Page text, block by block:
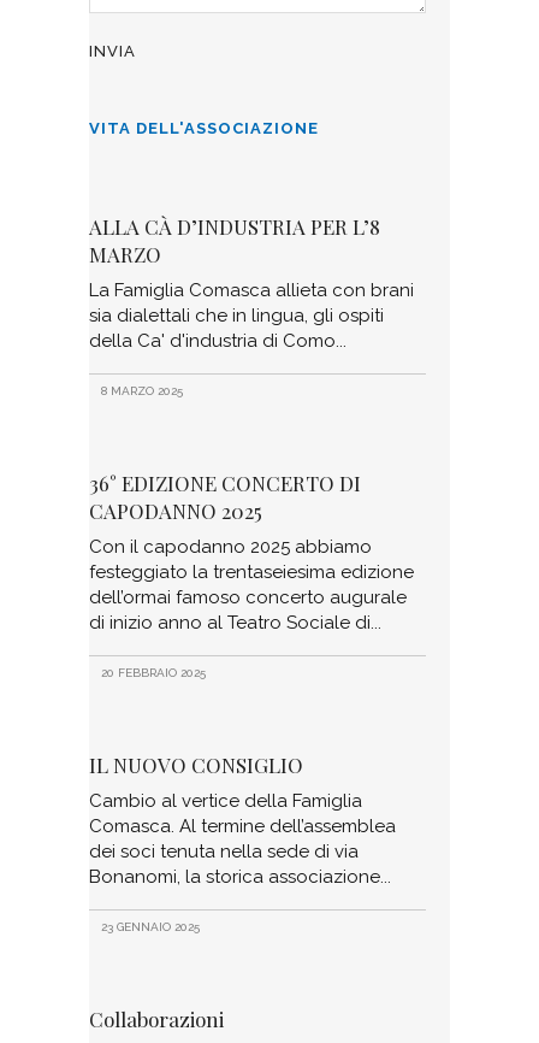
VITA DELL'ASSOCIAZIONE
ALLA CÀ D’INDUSTRIA PER L’8
MARZO
La Famiglia Comasca allieta con brani
sia dialettali che in lingua, gli ospiti
della Ca' d'industria di Como
8 MARZO 2025
36° EDIZIONE CONCERTO DI
CAPODANNO 2025
Con il capodanno 2025 abbiamo
festeggiato la trentaseiesima edizione
dell’ormai famoso concerto augurale
di inizio anno al Teatro Sociale di
20 FEBBRAIO 2025
IL NUOVO CONSIGLIO
Cambio al vertice della Famiglia
Comasca. Al termine dell’assemblea
dei soci tenuta nella sede di via
Bonanomi, la storica associazione
23 GENNAIO 2025
Collaborazioni